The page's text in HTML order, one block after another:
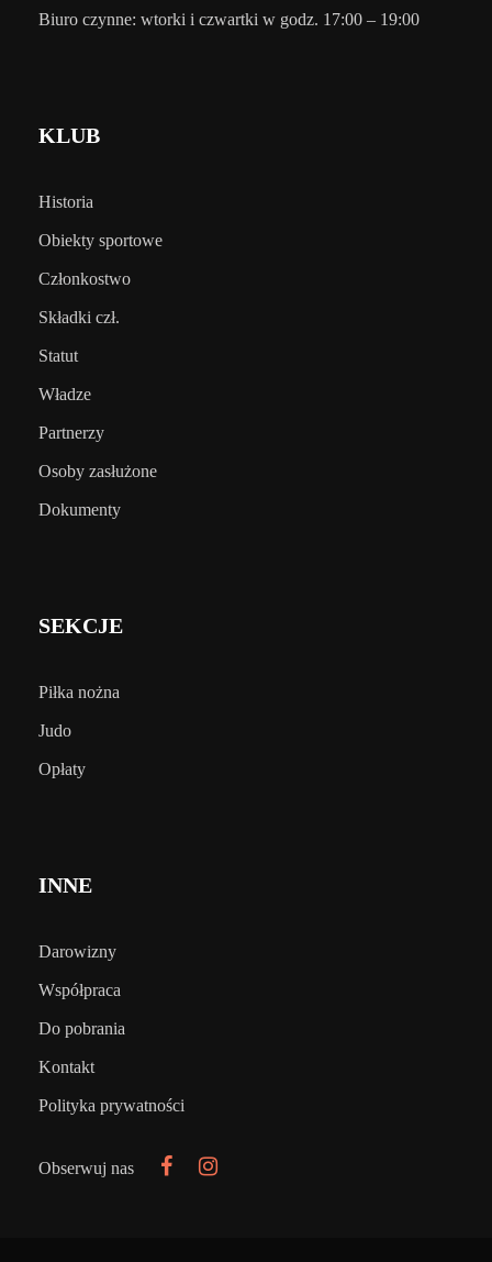
Biuro czynne: wtorki i czwartki w godz. 17:00 – 19:00
KLUB
Historia
Obiekty sportowe
Członkostwo
Składki czł.
Statut
Władze
Partnerzy
Osoby zasłużone
Dokumenty
SEKCJE
Piłka nożna
Judo
Opłaty
INNE
Darowizny
Współpraca
Do pobrania
Kontakt
Polityka prywatności
Obserwuj nas